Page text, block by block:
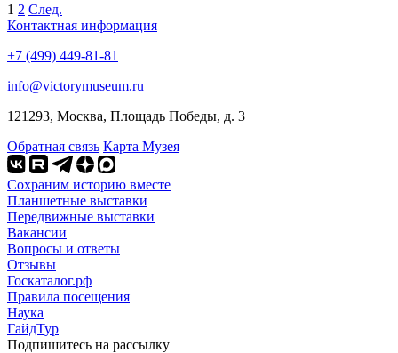
1 2 След.
Контактная информация
+7 (499) 449-81-81
info@victorymuseum.ru
121293, Москва, Площадь Победы, д. 3
Обратная связь Карта Музея
Сохраним историю вместе
Планшетные выставки
Передвижные выставки
Вакансии
Вопросы и ответы
Отзывы
Госкаталог.рф
Правила посещения
Наука
ГайдТур
Подпишитесь на рассылку